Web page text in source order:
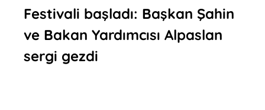
Festivali başladı: Başkan Şahin
ve Bakan Yardımcısı Alpaslan
sergi gezdi